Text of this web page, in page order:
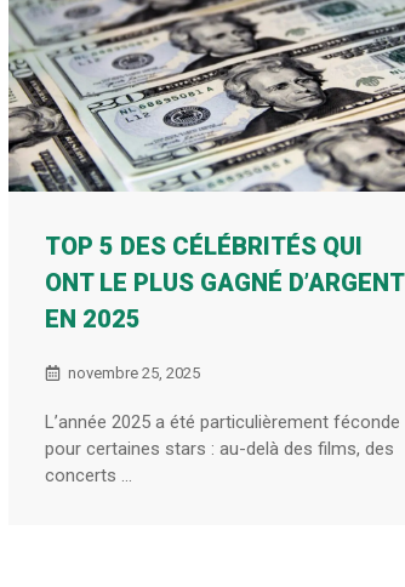
TOP 5 DES CÉLÉBRITÉS QUI
ONT LE PLUS GAGNÉ D’ARGENT
EN 2025
novembre 25, 2025
L’année 2025 a été particulièrement féconde
pour certaines stars : au-delà des films, des
concerts ...